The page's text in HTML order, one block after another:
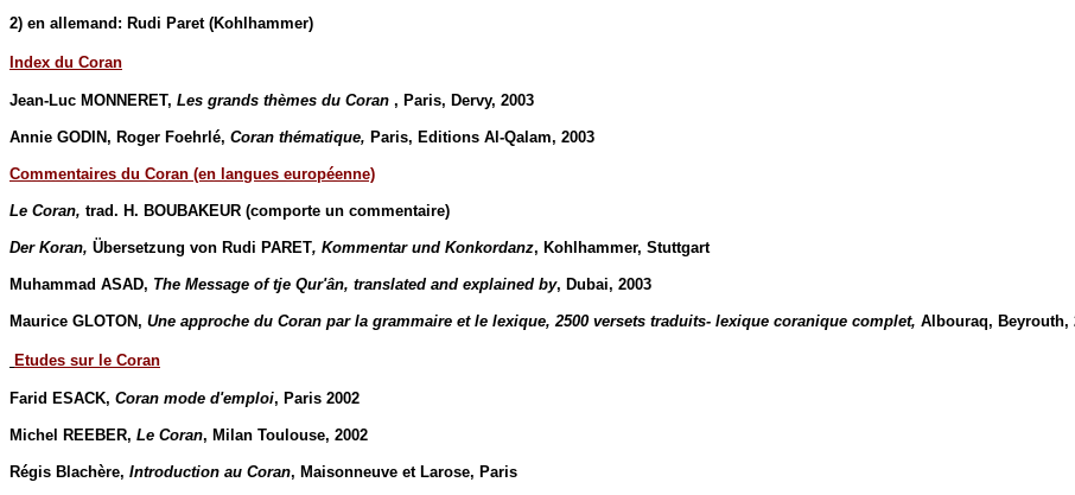
2) en allemand: Rudi Paret (Kohlhammer)
Index du Coran
Jean-Luc MONNERET, Les grands thèmes du Coran , Paris, Dervy, 2003
Annie GODIN, Roger Foehrlé, Coran thématique, Paris, Editions Al-Qalam, 2003
Commentaires du Coran (en langues européenne)
Le Coran, trad. H. BOUBAKEUR (comporte un commentaire)
Der Koran, Übersetzung von Rudi PARET, Kommentar und Konkordanz, Kohlhammer, Stuttgart
Muhammad ASAD, The Message of tje Qur'ân, translated and explained by, Dubai, 2003
Maurice GLOTON, Une approche du Coran par la grammaire et le lexique, 2500 versets traduits- lexique coranique complet, Albouraq, Beyrouth,
Etudes sur le Coran
Farid ESACK, Coran mode d'emploi, Paris 2002
Michel REEBER, Le Coran, Milan Toulouse, 2002
Régis Blachère, Introduction au Coran, Maisonneuve et Larose, Paris